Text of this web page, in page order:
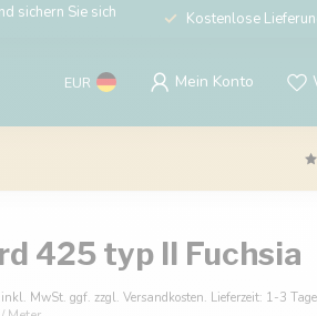
sichern Sie sich Kostenlose
EUR Mein Konto
425 typ II Fuchsia
inkl. MwSt. ggf. zzgl. Versandkosten. Lieferzeit: 1-3 Tage